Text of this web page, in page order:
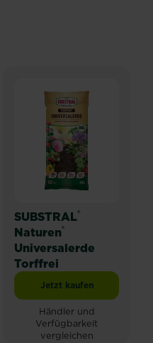
SUBSTRAL®
Naturen®
Universalerde
Torffrei
Jetzt kaufenSUBSTRAL®
Händler und
Verfügbarkeit
vergleichen